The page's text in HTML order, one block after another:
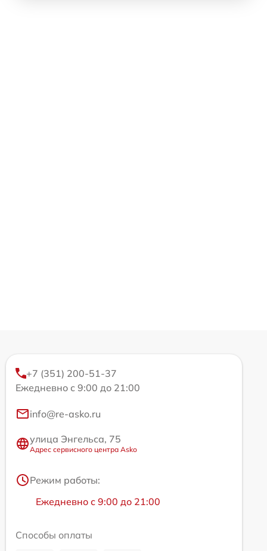
+7 (351) 200-51-37
Ежедневно с 9:00 до 21:00
info@re-asko.ru
улица Энгельса, 75
Адрес сервисного центра Asko
Режим работы:
Ежедневно с 9:00 до 21:00
Способы оплаты